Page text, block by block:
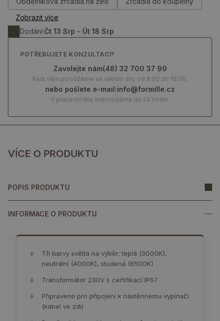
VÍCE O PRODUKTU
POPIS PRODUKTU
INFORMACE O PRODUKTU
✦
Tři barvy světla na výběr: teplá (3000K),
neutrální (4000K), studená (6500K)
✦ Transformátor 230V s certifikací IP67
✦
Připraveno pro připojení k nástěnnému vypínači
(kabel ve zdi)
Zobrazit více
Dodání:Čt 13 Srp - Út 18 Srp
POTŘEBUJETE KONZULTACI?
Zavolejte nám(48) 32 700 37 99
Rádi vám pomůžeme ve všední dny od 8:00 do 16:00.
nebo pošlete e-mail:info@formille.cz
V pracovní dny odpovídáme do 24 hodin.